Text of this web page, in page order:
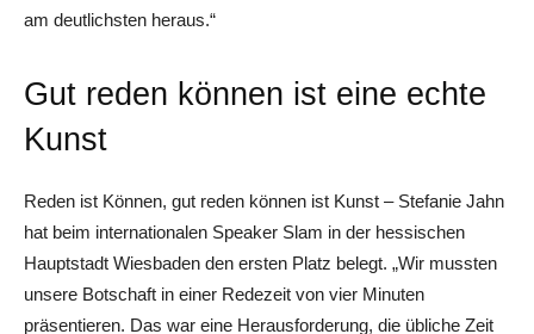
am deutlichsten heraus.“
Gut reden können ist eine echte
Kunst
Reden ist Können, gut reden können ist Kunst – Stefanie Jahn
hat beim internationalen Speaker Slam in der hessischen
Hauptstadt Wiesbaden den ersten Platz belegt. „Wir mussten
unsere Botschaft in einer Redezeit von vier Minuten
präsentieren. Das war eine Herausforderung, die übliche Zeit